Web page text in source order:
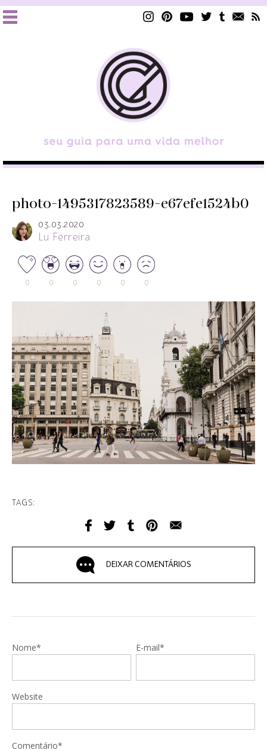
photo-1495317823589-e67efe1524b0
03.03.2020
Lu Ferreira
0 0 0 0 0 0
TAGS:
DEIXAR COMENTÁRIOS
Nome* E-mail*
Website
Comentário*